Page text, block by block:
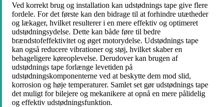
Ved korrekt brug og installation kan udstødnings tape give flere
fordele. For det første kan den bidrage til at forhindre utætheder
og lækager, hvilket resulterer i en mere effektiv og optimeret
udstødningsydelse. Dette kan både føre til bedre
brændstofeffektivitet og øget motorydelse. Udstødnings tape
kan også reducere vibrationer og støj, hvilket skaber en
behageligere køreoplevelse. Derudover kan brugen af
udstødnings tape forlænge levetiden på
udstødningskomponenterne ved at beskytte dem mod slid,
korrosion og høje temperaturer. Samlet set gør udstødnings tape
det muligt for bilejere og mekanikere at opnå en mere pålidelig
og effektiv udstødningsfunktion.